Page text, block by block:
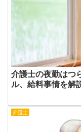
介護士の夜勤はつ
ル、給料事情を解
介護士